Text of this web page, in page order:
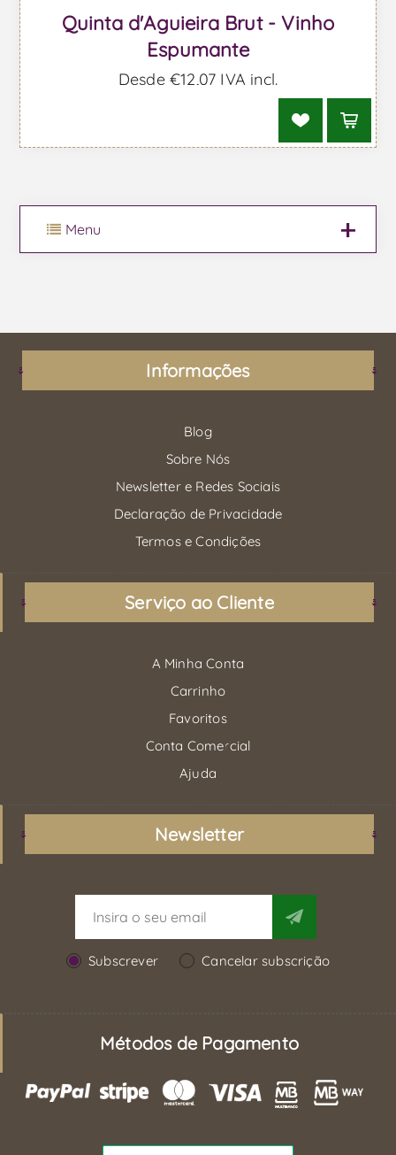
Quinta d'Aguieira Brut - Vinho
Espumante
Desde €12,07 IVA incl.
Menu
Informações
Blog
Sobre Nós
Newsletter e Redes Sociais
Declaração de Privacidade
Termos e Condições
Serviço ao Cliente
A Minha Conta
Carrinho
Favoritos
Conta Comercial
Ajuda
Newsletter
Subscrever Cancelar subscrição
Métodos de Pagamento